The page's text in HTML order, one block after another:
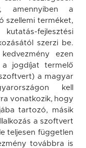
amennyiben a
szellemi terméket,
fejlesztési
szerzi be.
ezen
jogdíjat termelő
a magyar
kell
vonatkozik, hogy
tartozó, másik
a szoftvert
teljesen független
továbbra is